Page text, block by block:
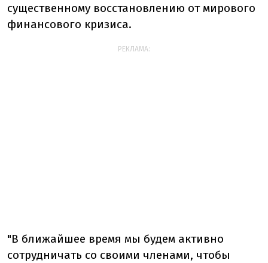
существенному восстановлению от мирового
финансового кризиса.
РЕКЛАМА:
"В ближайшее время мы будем активно
сотрудничать со своими членами, чтобы